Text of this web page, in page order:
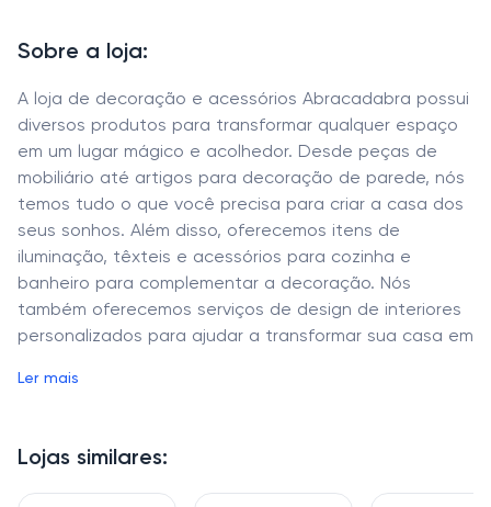
Sobre a loja:
A loja de decoração e acessórios Abracadabra possui
diversos produtos para transformar qualquer espaço
em um lugar mágico e acolhedor. Desde peças de
mobiliário até artigos para decoração de parede, nós
temos tudo o que você precisa para criar a casa dos
seus sonhos. Além disso, oferecemos itens de
iluminação, têxteis e acessórios para cozinha e
banheiro para complementar a decoração. Nós
também oferecemos serviços de design de interiores
personalizados para ajudar a transformar sua casa em
Ler mais
Lojas similares: